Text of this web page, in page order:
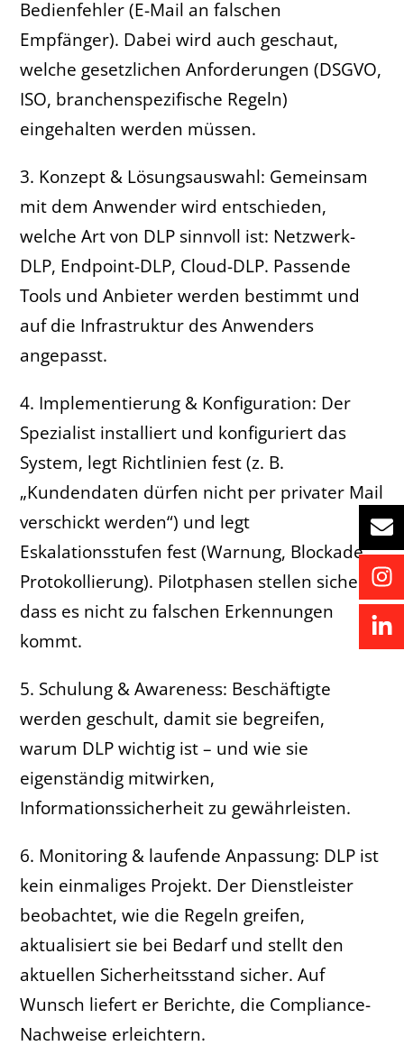
Bedienfehler (E-Mail an falschen
Empfänger). Dabei wird auch geschaut,
welche gesetzlichen Anforderungen (DSGVO,
ISO, branchenspezifische Regeln)
eingehalten werden müssen.
3. Konzept & Lösungsauswahl: Gemeinsam
mit dem Anwender wird entschieden,
welche Art von DLP sinnvoll ist: Netzwerk-
DLP, Endpoint-DLP, Cloud-DLP. Passende
Tools und Anbieter werden bestimmt und
auf die Infrastruktur des Anwenders
angepasst.
4. Implementierung & Konfiguration: Der
Spezialist installiert und konfiguriert das
System, legt Richtlinien fest (z. B.
„Kundendaten dürfen nicht per privater Mail
verschickt werden“) und legt
Eskalationsstufen fest (Warnung, Blockade,
Protokollierung). Pilotphasen stellen sicher,
dass es nicht zu falschen Erkennungen
kommt.
5. Schulung & Awareness: Beschäftigte
werden geschult, damit sie begreifen,
warum DLP wichtig ist – und wie sie
eigenständig mitwirken,
Informationssicherheit zu gewährleisten.
6. Monitoring & laufende Anpassung: DLP ist
kein einmaliges Projekt. Der Dienstleister
beobachtet, wie die Regeln greifen,
aktualisiert sie bei Bedarf und stellt den
aktuellen Sicherheitsstand sicher. Auf
Wunsch liefert er Berichte, die Compliance-
Nachweise erleichtern.